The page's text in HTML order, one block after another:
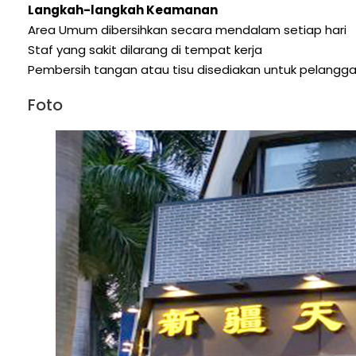
Langkah-langkah Keamanan
Area Umum dibersihkan secara mendalam setiap hari
Staf yang sakit dilarang di tempat kerja
Pembersih tangan atau tisu disediakan untuk
Foto